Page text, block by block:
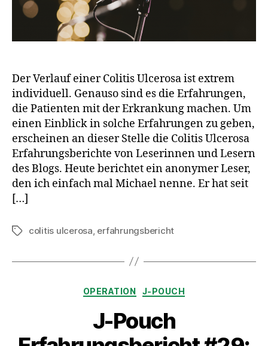
Der Verlauf einer Colitis Ulcerosa ist extrem
individuell. Genauso sind es die Erfahrungen,
die Patienten mit der Erkrankung machen. Um
einen Einblick in solche Erfahrungen zu geben,
erscheinen an dieser Stelle die Colitis Ulcerosa
Erfahrungsberichte von Leserinnen und Lesern
des Blogs. Heute berichtet ein anonymer Leser,
den ich einfach mal Michael nenne. Er hat seit
[…]
Schlagwörter
colitis ulcerosa erfahrungsbericht
Kategorien
OPERATION J-POUCH
J-Pouch